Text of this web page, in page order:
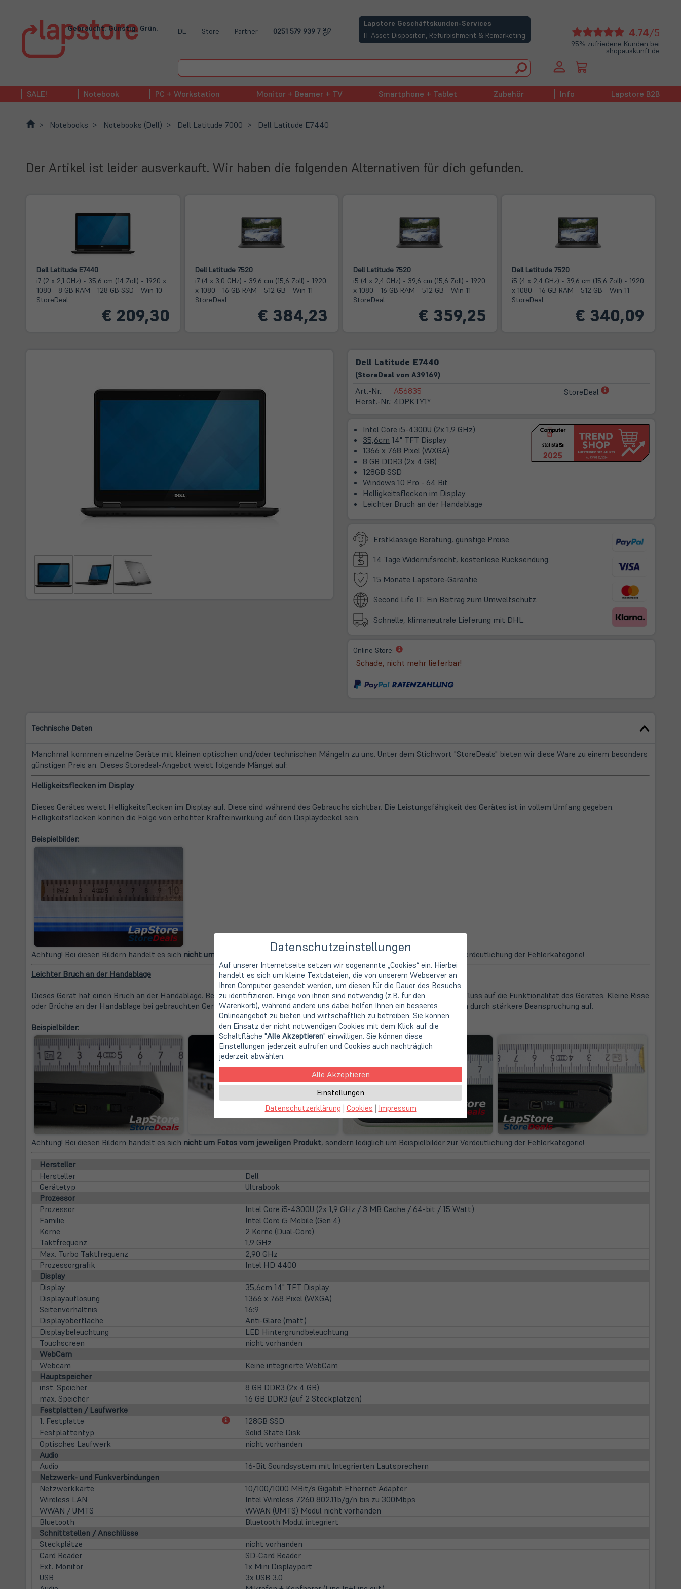
Gebraucht. Günstig. Grün. DE Store Partner 0251 579 939 7
Lapstore Geschäftskunden-Services
IT Asset Dispositon, Refurbishment & Remarketing
(öffnet in neuem Tab)
4.74/5
95% zufriedene Kunden bei
shopauskunft.de
SALE! Notebook PC + Workstation Monitor + Beamer + TV Smartphone + Tablet Zubehör Info Lapstore B2B
Notebooks Notebooks (Dell) Dell Latitude 7000 Dell Latitude E7440
Der Artikel ist leider ausverkauft. Wir haben die folgenden Alternativen für dich gefunden.
Dell Latitude E7440
i7 (2 x 2,1 GHz) - 35,6 cm (14 Zoll) - 1920 x
1080 - 8 GB RAM - 128 GB SSD - Win 10 -
StoreDeal
€ 209,30
Dell Latitude 7520
i7 (4 x 3,0 GHz) - 39,6 cm (15,6 Zoll) - 1920
x 1080 - 16 GB RAM - 512 GB - Win 11 -
StoreDeal
€ 384,23
Dell Latitude 7520
i5 (4 x 2,4 GHz) - 39,6 cm (15,6 Zoll) - 1920
x 1080 - 16 GB RAM - 512 GB - Win 11 -
StoreDeal
€ 359,25
Dell Latitude 7520
i5 (4 x 2,4 GHz) - 39,6 cm (15,6 Zoll) - 1920
x 1080 - 16 GB RAM - 512 GB - Win 11 -
StoreDeal
€ 340,09
Dell Latitude E7440
(StoreDeal von A39169)
Art.-Nr.:
Herst.-Nr.:
A56835
4DPKTY1*
StoreDeal
(öffnet
Tab)
Intel Core i5-4300U (2x 1,9 GHz)
35,6cm 14" TFT Display
1366 x 768 Pixel (WXGA)
8 GB DDR3 (2x 4 GB)
128GB SSD
Windows 10 Pro - 64 Bit
Helligkeitsflecken im Display
Leichter Bruch an der Handablage
Erstklassige Beratung, günstige Preise
14 Tage Widerrufsrecht, kostenlose Rücksendung.
15 Monate Lapstore-Garantie
neuem
Second Life IT: Ein Beitrag zum Umweltschutz.
Schnelle, klimaneutrale Lieferung mit DHL.
Online Store:
(öffnet
in
neuem
Schade, nicht mehr lieferbar!
Technische Daten
Manchmal kommen einzelne Geräte mit kleinen optischen und/oder technischen Mängeln zu uns. Unter dem Stichwort "StoreDeals" bieten wir diese Ware zu einem besonders
günstigen Preis an. Dieses Storedeal-Angebot weist folgende Mängel auf:
Helligkeitsflecken im Display
Dieses Gerätes weist Helligkeitsflecken im Display auf. Diese sind während des Gebrauchs sichtbar. Die Leistungsfähigkeit des Gerätes ist in vollem Umfang gegeben.
Helligkeitsflecken können die Folge von erhöhter Krafteinwirkung auf den Displaydeckel sein.
Beispielbilder:
Achtung! Bei diesen Bildern handelt es sich nicht um Fotos vom jeweiligen Produkt , sondern lediglich um Beispielbilder zur Verdeutlichung der Fehlerkategorie!
Leichter Bruch an der Handablage
Dieses Gerät hat einen Bruch an der Handablage. Beschädigungen an der Handablage sind oft minimal und haben keinen Einfluss auf die Funktionalität des Gerätes. Kleine Risse
oder Brüche an der Handablage bei gebrauchten Geräten treten als Folge von falschem Transport oder als Gebrauchsspuren durch stärkere Beanspruchung auf.
Beispielbilder:
Achtung! Bei diesen Bildern handelt es sich nicht um Fotos vom jeweiligen Produkt, sondern lediglich um Beispielbilder zur Verdeutlichung der Fehlerkategorie!
Hersteller
Hersteller
Dell
Gerätetyp
Ultrabook
Prozessor
Prozessor
Intel Core i5-4300U (2x 1,9 GHz / 3 MB Cache / 64-bit / 15 Watt)
Familie
Intel Core i5 Mobile (Gen 4)
Kerne
2 Kerne (Dual-Core)
Taktfrequenz
1,9 GHz
Max. Turbo Taktfrequenz
2,90 GHz
Prozessorgrafik
Intel HD 4400
Display
Display
35,6cm 14" TFT Display
Displayauflösung
1366 x 768 Pixel (WXGA)
Seitenverhältnis
16:9
Displayoberfläche
Anti-Glare (matt)
Displaybeleuchtung
LED Hintergrundbeleuchtung
Touchscreen
nicht vorhanden
WebCam
Webcam
Keine integrierte WebCam
Hauptspeicher
inst. Speicher
8 GB DDR3 (2x 4 GB)
max. Speicher
16 GB DDR3 (auf 2 Steckplätzen)
Festplatten / Laufwerke
1. Festplatte
(öffnet
neuem
128GB SSD
Festplattentyp
Solid State Disk
Optisches Laufwerk
nicht vorhanden
Audio
Audio
16-Bit Soundsystem mit Integrierten Lautsprechern
Netzwerk- und Funkverbindungen
Netzwerkkarte
10/100/1000 MBit/s Gigabit-Ethernet Adapter
Wireless LAN
Intel Wireless 7260 802.11b/g/n bis zu 300Mbps
WWAN / UMTS
WWAN (UMTS) Modul nicht vorhanden
Bluetooth
Bluetooth Modul integriert
Schnittstellen / Anschlüsse
Steckplätze
nicht vorhanden
Card Reader
SD-Card Reader
Ext. Monitor
1x Mini Displayport
USB
3x USB 3.0
Datenschutzeinstellungen
Auf unserer Internetseite setzen wir sogenannte „Cookies“ ein. Hierbei
handelt es sich um kleine Textdateien, die von unserem Webserver an
Ihren Computer gesendet werden, um diesen für die Dauer des Besuchs
zu identifizieren. Einige von ihnen sind notwendig (z.B. für den
Warenkorb), während andere uns dabei helfen Ihnen ein besseres
Onlineangebot zu bieten und wirtschaftlich zu betreiben. Sie können
den Einsatz der nicht notwendigen Cookies mit dem Klick auf die
Schaltfläche "Alle Akzeptieren" einwilligen. Sie können diese
Einstellungen jederzeit aufrufen und Cookies auch nachträglich
jederzeit abwählen.
Alle Akzeptieren
Einstellungen
Datenschutzerklärung | Cookies | Impressum